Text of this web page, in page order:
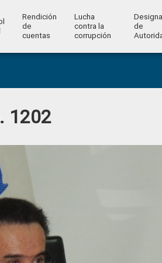
Rendición
de
cuentas
Lucha
contra la
corrupción
de
1202